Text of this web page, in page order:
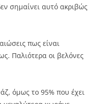
σημαίνει αυτό ακριβώς
πως είναι
Παλιότερα οι βελόνες
όμως το 95% που έχει